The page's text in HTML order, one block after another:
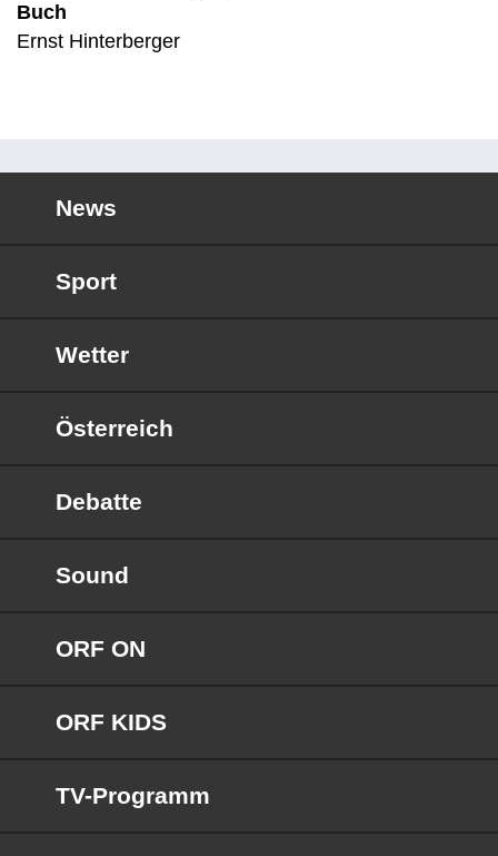
Buch
Ernst Hinterberger
News
Sport
Wetter
Österreich
Debatte
Sound
ORF ON
ORF KIDS
TV-Programm